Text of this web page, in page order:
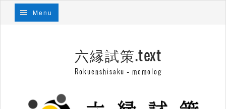
Menu
六縁試策.text
Rokuenshisaku – memolog